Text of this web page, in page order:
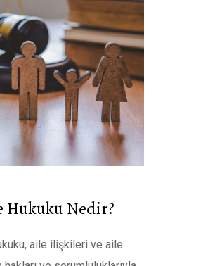
Hukuku Nedir?
aile ilişkileri ve aile